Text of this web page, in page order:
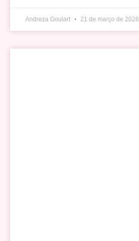
Andreza Goulart 21 de março de 2026